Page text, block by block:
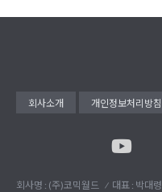
회사소개 개인정보처리방침
회사명 : (주)코믹월드 대표 : 박대령